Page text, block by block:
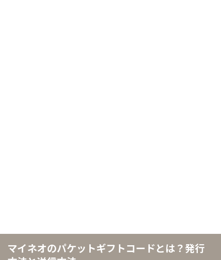
マイネオのパケットギフトコードとは？発行